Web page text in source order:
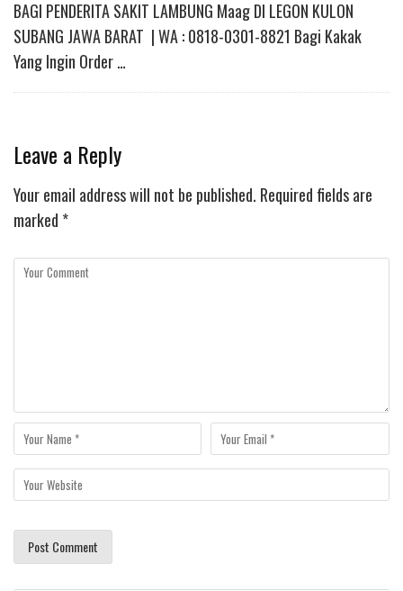
BAGI PENDERITA SAKIT LAMBUNG Maag DI LEGON KULON
SUBANG JAWA BARAT | WA : 0818-0301-8821 Bagi Kakak
Yang Ingin Order …
Leave a Reply
Your email address will not be published. Required fields are
marked *